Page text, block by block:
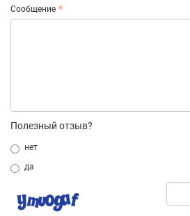
Сообщение
Полезный отзыв?
нет
да